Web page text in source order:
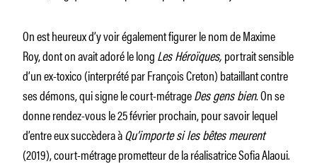
On est heureux d’y voir également figurer le nom de Maxime
Roy, dont on avait adoré le longLes Héroïques,portrait sensible
d’un ex-toxico (interprété par François Creton) bataillant contre
ses démons, qui signe le court-métrageDes gens bien. On se
donne rendez-vous le 25 février prochain, pour savoir lequel
d’entre eux succèdera àQu’importe si les bêtes meurent
(2019), court-métrage prometteur de la réalisatrice Sofia Alaoui.